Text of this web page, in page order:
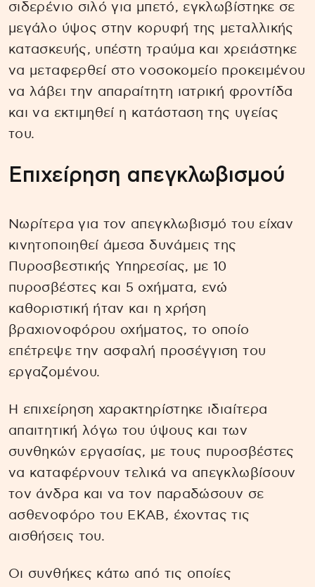
σιδερένιο σιλό για μπετό, εγκλωβίστηκε σε
μεγάλο ύψος στην κορυφή της μεταλλικής
κατασκευής, υπέστη τραύμα και χρειάστηκε
να μεταφερθεί στο νοσοκομείο προκειμένου
να λάβει την απαραίτητη ιατρική φροντίδα
και να εκτιμηθεί η κατάσταση της υγείας
του.
Επιχείρηση απεγκλωβισμού
Νωρίτερα για τον απεγκλωβισμό του είχαν
κινητοποιηθεί άμεσα δυνάμεις της
Πυροσβεστικής Υπηρεσίας, με 10
πυροσβέστες και 5 οχήματα, ενώ
καθοριστική ήταν και η χρήση
βραχιονοφόρου οχήματος, το οποίο
επέτρεψε την ασφαλή προσέγγιση του
εργαζομένου.
Η επιχείρηση χαρακτηρίστηκε ιδιαίτερα
απαιτητική λόγω του ύψους και των
συνθηκών εργασίας, με τους πυροσβέστες
να καταφέρνουν τελικά να απεγκλωβίσουν
τον άνδρα και να τον παραδώσουν σε
ασθενοφόρο του ΕΚΑΒ, έχοντας τις
αισθήσεις του.
Οι συνθήκες κάτω από τις οποίες